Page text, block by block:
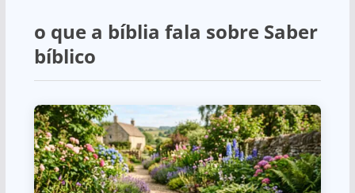
o que a bíblia fala sobre Saber
bíblico